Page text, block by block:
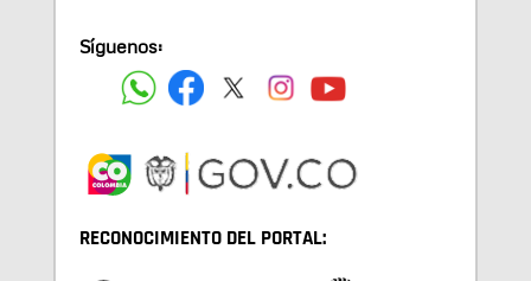
Síguenos:
RECONOCIMIENTO DEL PORTAL: